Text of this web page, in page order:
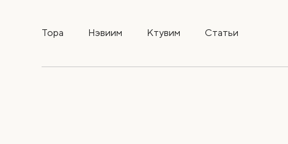
Тора Нэвиим Ктувим Статьи